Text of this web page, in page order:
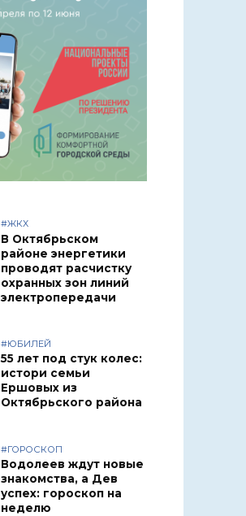
#ЖКХ
В Октябрьском
районе энергетики
проводят расчистку
охранных зон линий
электропередачи
#ЮБИЛЕЙ
55 лет под стук колес:
истори семьи
Ершовых из
Октябрьского района
#ГОРОСКОП
Водолеев ждут новые
знакомства, а Дев
успех: гороскоп на
неделю